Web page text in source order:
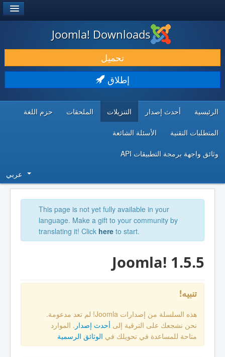
حمل & ومدد
اكتشف & تعلم
Joomla! Downloads
تحميل
إطلاق
الرئيسية أحدث إصدار التنزيلات الملحقات حزم اللغة
المتطلبات التقنية الأسئلة الشائعة
وثائق واجهة برمجة التطبيقات API
عربي
This page is not yet fully available in your
language. Make a gift to your community by
translating it! Click here to start.
Joomla! 1.5.5
تنبيه!
هذه السلسلة من إصدارات Joomla! لم تعد مدعومة.
نحن نشجعك على الترقية إلى أحدث إصدار . الموارد
متاحة للمساعدة في تحويلك في الوثائق الرسمية